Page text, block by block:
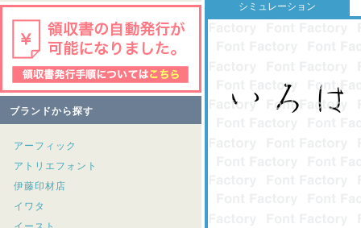
ブランドから探す
アーフィック
アトリエフォント
伊藤印材店
イワタ
シミュレーション